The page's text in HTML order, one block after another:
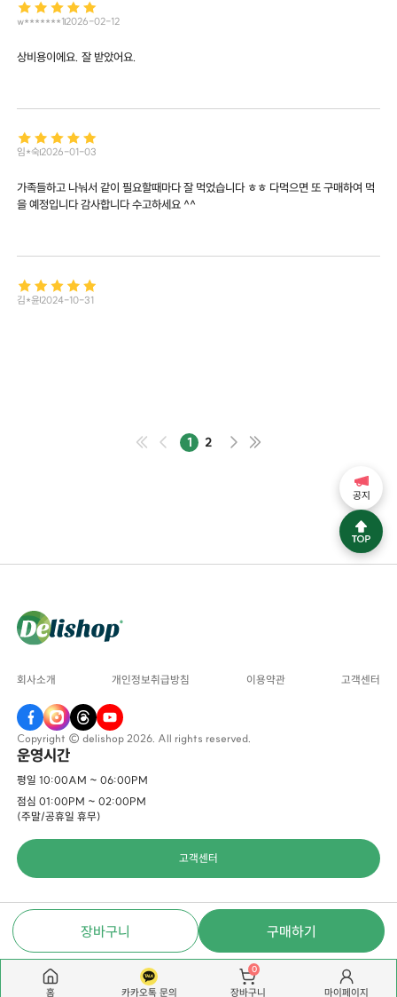
장바구니 구매하기
w*******12026-02-12
상비용이에요. 잘 받았어요.
임*숙2026-01-03
가족들하고 나눠서 같이 필요할때마다 잘 먹었습니다 ㅎㅎ 다먹으면 또 구매하여 먹
을 예정입니다 감사합니다 수고하세요 ^^
김*윤2024-10-31
1 2
회사소개 개인정보취급방침 이용약관 고객센터
Copyright © delishop 2026. All rights reserved.
운영시간
평일 10:00AM ~ 06:00PM
점심 01:00PM ~ 02:00PM
(주말/공휴일 휴무)
고객센터
공지
홈 카카오톡 문의
0
장바구니 마이페이지